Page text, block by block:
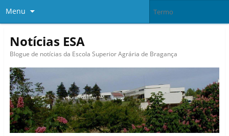
Menu
Notícias ESA
Blogue de notícias da Escola Superior Agrária de Bragança